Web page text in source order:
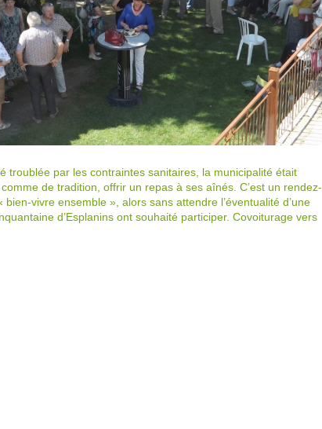
troublée par les contraintes sanitaires, la municipalité était
de tradition, offrir un repas à ses aînés. C’est un rendez-
vivre ensemble », alors sans attendre l’éventualité d’une
d’Esplanins ont souhaité participer. Covoiturage vers